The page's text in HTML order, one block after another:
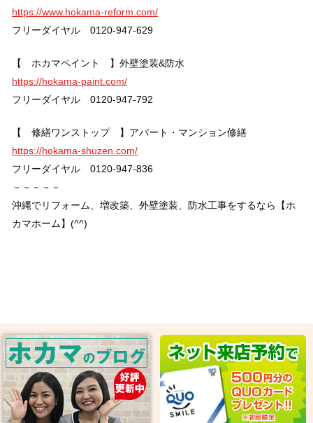
https://www.hokama-reform.com/
フリーダイヤル 0120-947-629
【 ホカマペイント 】外壁塗装&防水
https://hokama-paint.com/
フリーダイヤル 0120-947-792
【 修繕ワンストップ 】アパート・マンション修繕
https://hokama-shuzen.com/
フリーダイヤル 0120-947-836
－－－－－
沖縄でリフォーム、増改築、外壁塗装、防水工事をするなら【ホ
カマホーム】(^^)